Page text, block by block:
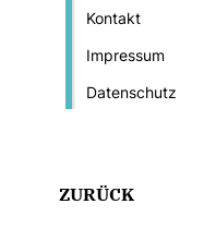
Kontakt
Impressum
Datenschutz
ZURÜCK